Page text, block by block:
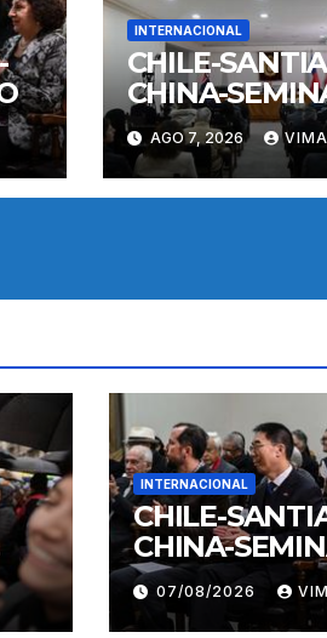
INTERNACIONAL
CHILE-
CHINA-
AGO 7, 2026
INTERNACIONAL
CHILE-
CHINA-
07/08/2026